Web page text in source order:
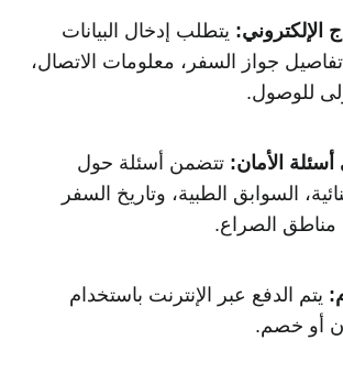
الإلكتروني: يتطلب إدخال البيانات
جواز السفر، معلومات الاتصال،
للوصول.
أسئلة الأمان: تتضمن أسئلة حول
السوابق الطبية، وتاريخ السفر
مناطق الصراع.
يتم الدفع عبر الإنترنت باستخدام
أو خصم.